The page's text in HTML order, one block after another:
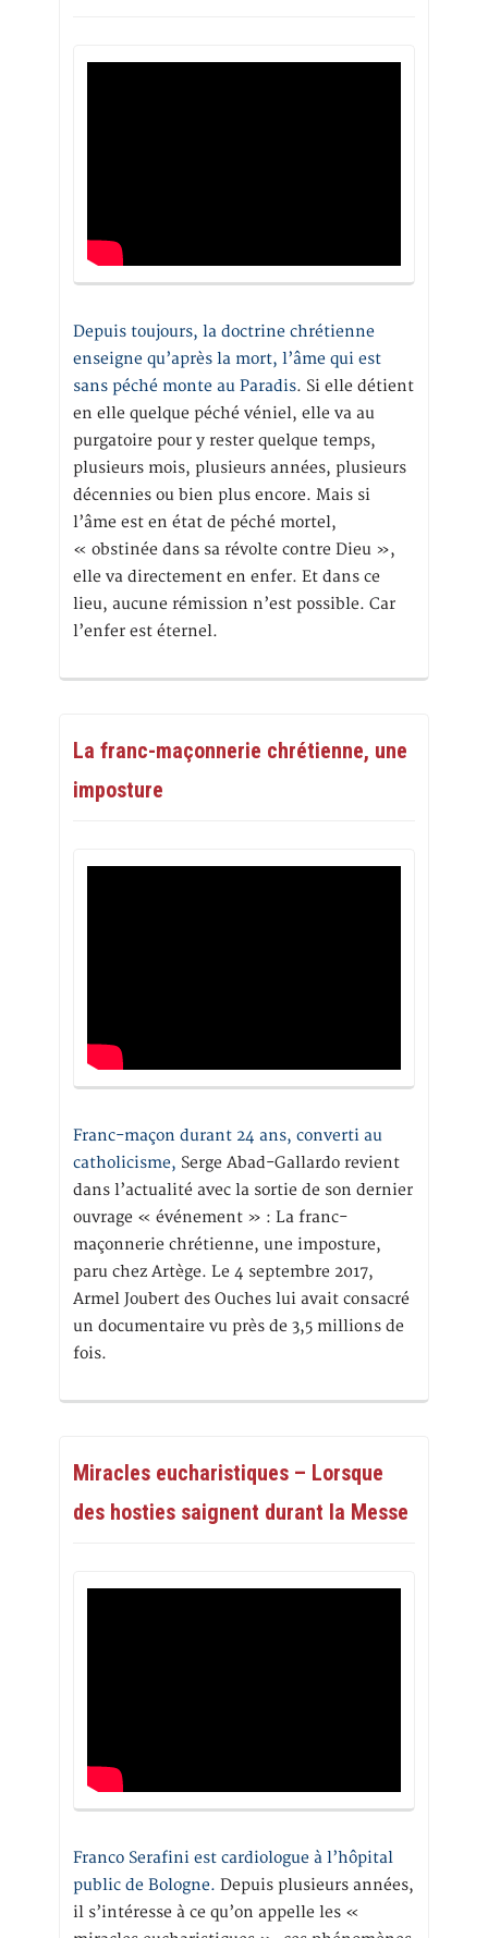
Depuis toujours, la doctrine chrétienne
enseigne qu’après la mort, l’âme qui est
sans péché monte au Paradis. Si elle détient
en elle quelque péché véniel, elle va au
purgatoire pour y rester quelque temps,
plusieurs mois, plusieurs années, plusieurs
décennies ou bien plus encore. Mais si
l’âme est en état de péché mortel,
« obstinée dans sa révolte contre Dieu »,
elle va directement en enfer. Et dans ce
lieu, aucune rémission n’est possible. Car
l’enfer est éternel.
La franc-maçonnerie chrétienne, une
imposture
Franc-maçon durant 24 ans, converti au
catholicisme, Serge Abad-Gallardo revient
dans l’actualité avec la sortie de son dernier
ouvrage « événement » : La franc-
maçonnerie chrétienne, une imposture,
paru chez Artège. Le 4 septembre 2017,
Armel Joubert des Ouches lui avait consacré
un documentaire vu près de 3,5 millions de
fois.
Miracles eucharistiques – Lorsque
des hosties saignent durant la Messe
Franco Serafini est cardiologue à l’hôpital
public de Bologne. Depuis plusieurs années,
il s’intéresse à ce qu’on appelle les «